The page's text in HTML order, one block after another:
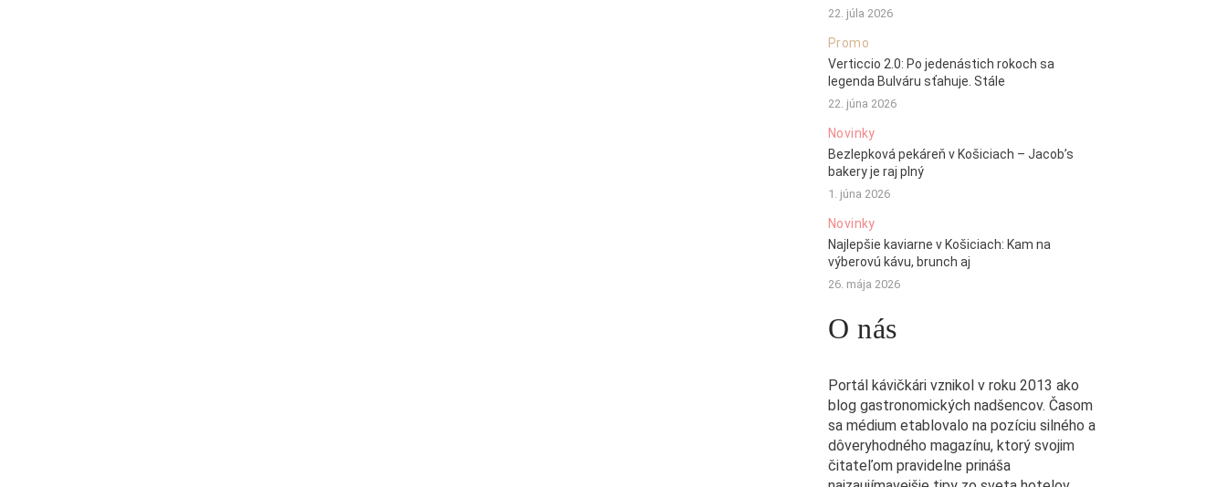
22. júla 2026
Promo
Verticcio 2.0: Po jedenástich rokoch sa
legenda Bulváru sťahuje. Stále
22. júna 2026
Novinky
Bezlepková pekáreň v Košiciach – Jacob’s
bakery je raj plný
1. júna 2026
Novinky
Najlepšie kaviarne v Košiciach: Kam na
výberovú kávu, brunch aj
26. mája 2026
O nás
Portál kávičkári vznikol v roku 2013 ako
blog gastronomických nadšencov. Časom
sa médium etablovalo na pozíciu silného a
dôveryhodného magazínu, ktorý svojim
čitateľom pravidelne prináša